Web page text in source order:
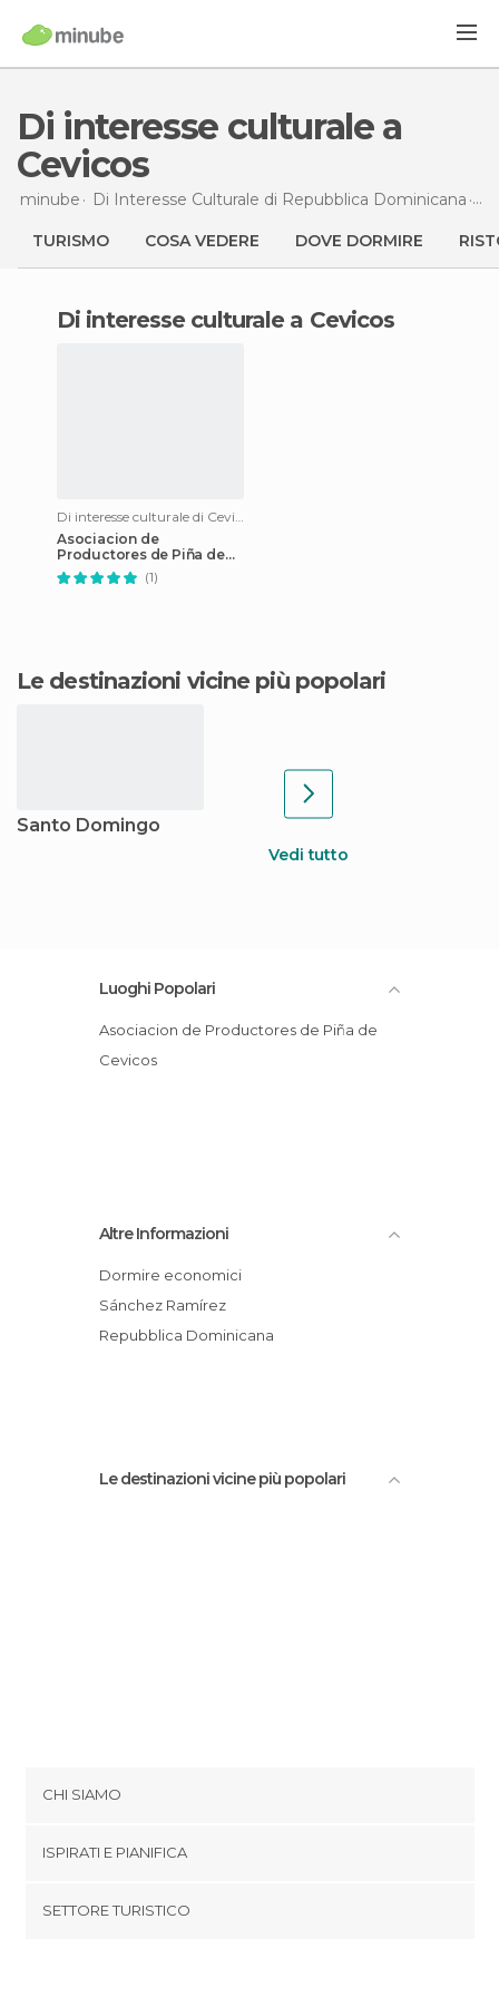
Di interesse culturale a
Cevicos
minube Di Interesse Culturale di Repubblica Dominicana
TURISMO COSA VEDERE DOVE DORMIRE
di interesse culturale a Cevicos
Di interesse culturale di Cevicos
Asociacion de
Productores de Piña de
Cevicos
(1)
Le destinazioni vicine più popolari
Santo Domingo
Vedi tutto
Luoghi Popolari
Asociacion de Productores de Piña de
Cevicos
Altre Informazioni
Dormire economici
Sánchez Ramírez
Repubblica Dominicana
Le destinazioni vicine più popolari
CHI SIAMO
Termini e Condizioni
ISPIRATI E PIANIFICA
SETTORE TURISTICO